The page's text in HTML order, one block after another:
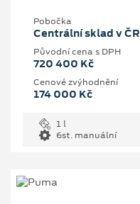
Pobočka
Centrální sklad v ČR
Původní cena s DPH
720 400 Kč
Cenové zvýhodnění
174 000 Kč
1 l
6st. manuální